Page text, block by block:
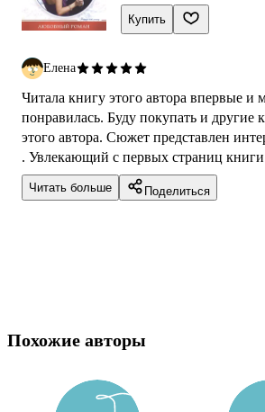
Купить
Елена
Читала книгу этого автора впервые и
понравилась. Буду покупать и другие
этого автора. Сюжет представлен
. Увлекающий с первых страниц
протяжении всего романа приходи...
Читать больше Поделиться
Похожие авторы